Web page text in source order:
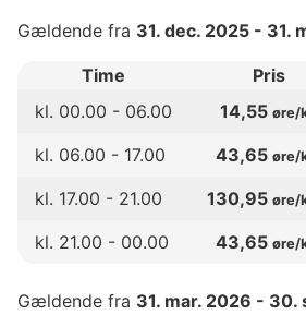
Gældende fra 31. dec. 2025 - 31.
Time
Pris
kl. 00.00 - 06.00 14,55 øre/
kl. 06.00 - 17.00 43,65 øre/
kl. 17.00 - 21.00 130,95 øre/
kl. 21.00 - 00.00 43,65 øre/
Gældende fra 31. mar. 2026 - 30.